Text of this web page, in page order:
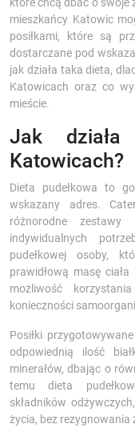
mieszkańcy Katowic
posiłkami, które są
dostarczane pod
jak działa taka dieta,
Katowicach oraz co
mieście.
Jak działa
Katowicach?
Dieta pudełkowa to
wskazany adres.
różnorodne
indywidualnych
pudełkowej osoby,
prawidłową masę
możliwość
konieczności
Posiłki
odpowiednią ilość
minerałów, dbając o
temu dieta
składników
życia, bez rezygnowania